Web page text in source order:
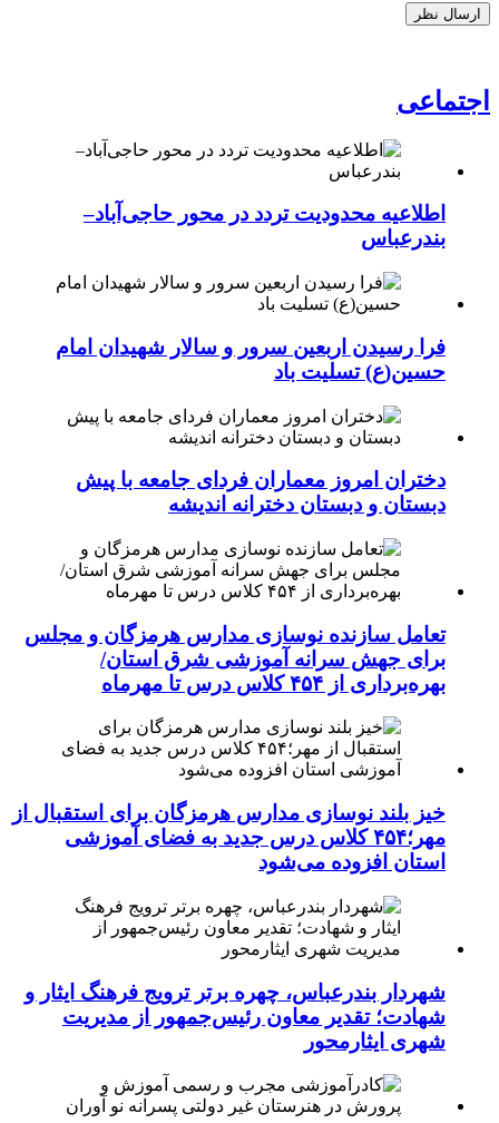
اجتماعی
اطلاعیه محدودیت تردد در محور حاجی‌آباد–
بندرعباس
فرا رسیدن اربعین سرور و سالار شهیدان امام
حسین(ع) تسلیت باد
دختران امروز معماران فردای جامعه با پیش
دبستان و دبستان دخترانه اندیشه
تعامل سازنده نوسازی مدارس هرمزگان و مجلس
برای جهش سرانه آموزشی شرق استان/
بهره‌برداری از ۴۵۴ کلاس درس تا مهرماه
خیز بلند نوسازی مدارس هرمزگان برای استقبال از
مهر؛۴۵۴ کلاس درس جدید به فضای آموزشی
استان افزوده می‌شود
شهردار بندرعباس، چهره برتر ترویج فرهنگ ایثار و
شهادت؛ تقدیر معاون رئیس‌جمهور از مدیریت
شهری ایثارمحور